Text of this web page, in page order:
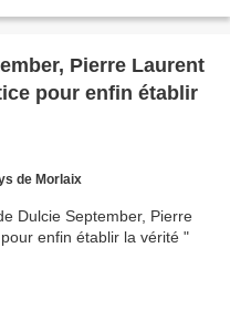
Pierre Laurent
pour enfin établir
de Morlaix